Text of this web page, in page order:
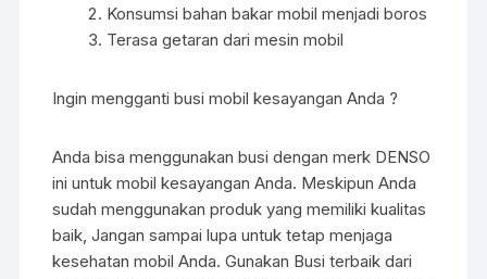
Konsumsi bahan bakar mobil menjadi boros
Terasa getaran dari mesin mobil
Ingin mengganti busi mobil kesayangan Anda ?
Anda bisa menggunakan busi dengan merk DENSO
ini untuk mobil kesayangan Anda. Meskipun Anda
sudah menggunakan produk yang memiliki kualitas
baik, Jangan sampai lupa untuk tetap menjaga
kesehatan mobil Anda. Gunakan Busi terbaik dari